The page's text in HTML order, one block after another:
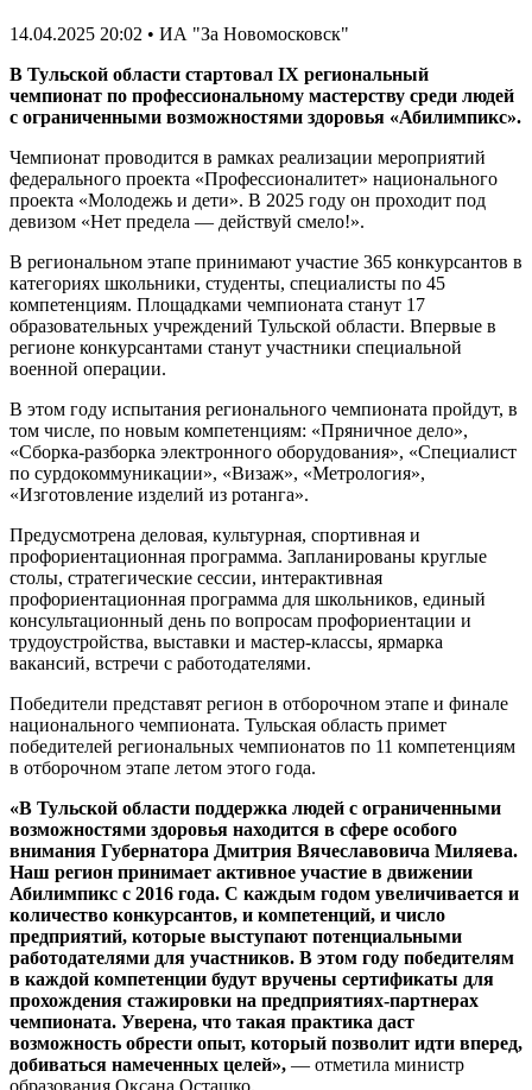
14.04.2025 20:02 • ИА "За Новомосковск"
В Тульской области стартовал IX региональный
чемпионат по профессиональному мастерству среди людей
с ограниченными возможностями здоровья «Абилимпикс».
Чемпионат проводится в рамках реализации мероприятий
федерального проекта «Профессионалитет» национального
проекта «Молодежь и дети». В 2025 году он проходит под
девизом «Нет предела — действуй смело!».
В региональном этапе принимают участие 365 конкурсантов в
категориях школьники, студенты, специалисты по 45
компетенциям. Площадками чемпионата станут 17
образовательных учреждений Тульской области. Впервые в
регионе конкурсантами станут участники специальной
военной операции.
В этом году испытания регионального чемпионата пройдут, в
том числе, по новым компетенциям: «Пряничное дело»,
«Сборка-разборка электронного оборудования», «Специалист
по сурдокоммуникации», «Визаж», «Метрология»,
«Изготовление изделий из ротанга».
Предусмотрена деловая, культурная, спортивная и
профориентационная программа. Запланированы круглые
столы, стратегические сессии, интерактивная
профориентационная программа для школьников, единый
консультационный день по вопросам профориентации и
трудоустройства, выставки и мастер-классы, ярмарка
вакансий, встречи с работодателями.
Победители представят регион в отборочном этапе и финале
национального чемпионата. Тульская область примет
победителей региональных чемпионатов по 11 компетенциям
в отборочном этапе летом этого года.
«В Тульской области поддержка людей с ограниченными
возможностями здоровья находится в сфере особого
внимания Губернатора Дмитрия Вячеславовича Миляева.
Наш регион принимает активное участие в движении
Абилимпикс с 2016 года. С каждым годом увеличивается и
количество конкурсантов, и компетенций, и число
предприятий, которые выступают потенциальными
работодателями для участников. В этом году победителям
в каждой компетенции будут вручены сертификаты для
прохождения стажировки на предприятиях-партнерах
чемпионата. Уверена, что такая практика даст
возможность обрести опыт, который позволит идти вперед,
добиваться намеченных целей», — отметила министр
образования Оксана Осташко.